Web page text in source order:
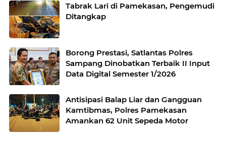
Tabrak Lari di Pamekasan, Pengemudi
Ditangkap
Borong Prestasi, Satlantas Polres
Sampang Dinobatkan Terbaik II Input
Data Digital Semester 1/2026
Antisipasi Balap Liar dan Gangguan
Kamtibmas, Polres Pamekasan
Amankan 62 Unit Sepeda Motor